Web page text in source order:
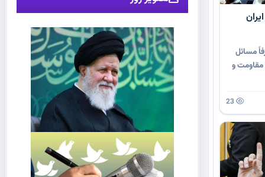
مسائل
مقاومت و
23